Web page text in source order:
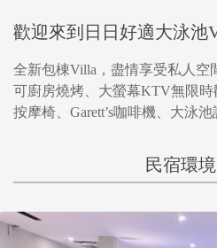
歡迎來到日日好適大泳池
全新包棟Villa，盡情享受私人空
可廚房燒烤、大螢幕KTV無限
按摩椅、Garett’s咖啡機、大泳池
民宿環